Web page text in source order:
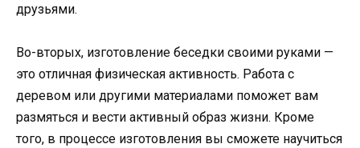
друзьями.
Во-вторых, изготовление беседки своими руками —
это отличная физическая активность. Работа с
деревом или другими материалами поможет вам
размяться и вести активный образ жизни. Кроме
того, в процессе изготовления вы сможете научиться